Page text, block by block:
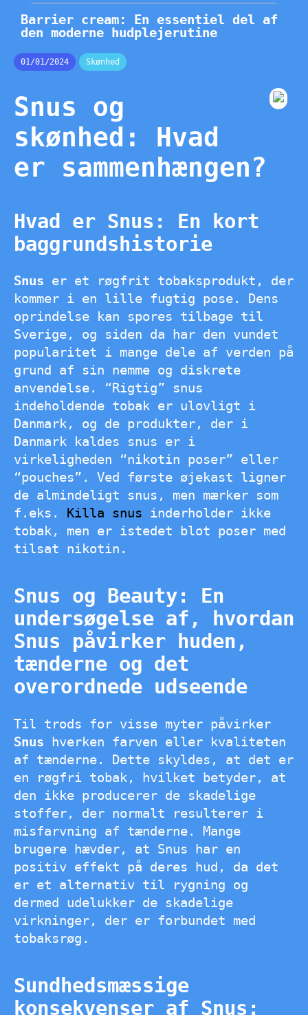
Barrier cream: En essentiel del af
den moderne hudplejerutine
01/01/2024 Skønhed
Snus og
skønhed: Hvad
er sammenhængen?
Hvad er Snus: En kort
baggrundshistorie
Snus er et røgfrit tobaksprodukt, der
kommer i en lille fugtig pose. Dens
oprindelse kan spores tilbage til
Sverige, og siden da har den vundet
popularitet i mange dele af verden på
grund af sin nemme og diskrete
anvendelse. “Rigtig” snus
indeholdende tobak er ulovligt i
Danmark, og de produkter, der i
Danmark kaldes snus er i
virkeligheden “nikotin poser” eller
“pouches”. Ved første øjekast ligner
de almindeligt snus, men mærker som
f.eks. Killa snus inderholder ikke
tobak, men er istedet blot poser med
tilsat nikotin.
Snus og Beauty: En
undersøgelse af, hvordan
Snus påvirker huden,
tænderne og det
overordnede udseende
Til trods for visse myter påvirker
Snus hverken farven eller kvaliteten
af tænderne. Dette skyldes, at det er
en røgfri tobak, hvilket betyder, at
den ikke producerer de skadelige
stoffer, der normalt resulterer i
misfarvning af tænderne. Mange
brugere hævder, at Snus har en
positiv effekt på deres hud, da det
er et alternativ til rygning og
dermed udelukker de skadelige
virkninger, der er forbundet med
tobaksrøg.
Sundhedsmæssige
konsekvenser af Snus: